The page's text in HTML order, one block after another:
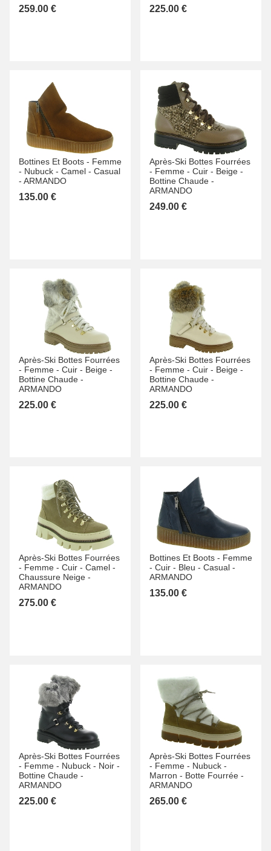
259.00 € 225.00 €
Bottines Et Boots - Femme
- Nubuck - Camel - Casual
- ARMANDO
135.00 €
Après-Ski Bottes Fourrées
- Femme - Cuir - Beige -
Bottine Chaude -
ARMANDO
249.00 €
Après-Ski Bottes Fourrées
- Femme - Cuir - Beige -
Bottine Chaude -
ARMANDO
225.00 €
Après-Ski Bottes Fourrées
- Femme - Cuir - Beige -
Bottine Chaude -
ARMANDO
225.00 €
Après-Ski Bottes Fourrées
- Femme - Cuir - Camel -
Chaussure Neige -
ARMANDO
275.00 €
Bottines Et Boots - Femme
- Cuir - Bleu - Casual -
ARMANDO
135.00 €
Après-Ski Bottes Fourrées
- Femme - Nubuck - Noir -
Bottine Chaude -
ARMANDO
225.00 €
Après-Ski Bottes Fourrées
- Femme - Nubuck -
Marron - Botte Fourrée -
ARMANDO
265.00 €